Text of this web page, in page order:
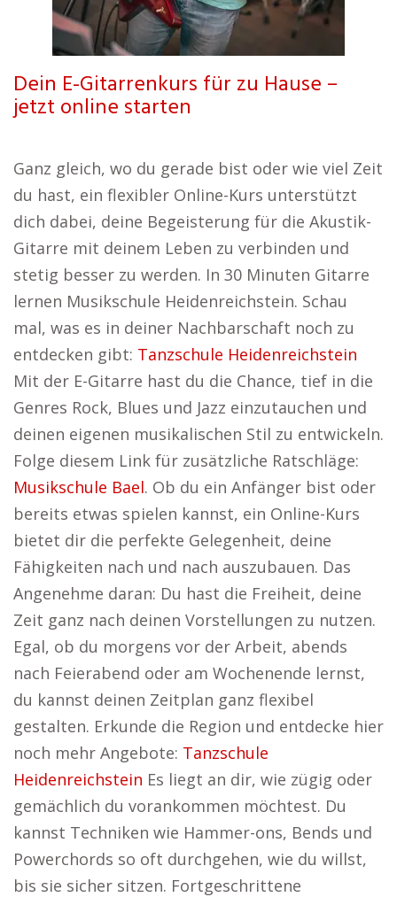
Dein E-Gitarrenkurs für zu Hause –
jetzt online starten
Ganz gleich, wo du gerade bist oder wie viel Zeit
du hast, ein flexibler Online-Kurs unterstützt
dich dabei, deine Begeisterung für die Akustik-
Gitarre mit deinem Leben zu verbinden und
stetig besser zu werden. In 30 Minuten Gitarre
lernen Musikschule Heidenreichstein. Schau
mal, was es in deiner Nachbarschaft noch zu
entdecken gibt: Tanzschule Heidenreichstein
Mit der E-Gitarre hast du die Chance, tief in die
Genres Rock, Blues und Jazz einzutauchen und
deinen eigenen musikalischen Stil zu entwickeln.
Folge diesem Link für zusätzliche Ratschläge:
Musikschule Bael. Ob du ein Anfänger bist oder
bereits etwas spielen kannst, ein Online-Kurs
bietet dir die perfekte Gelegenheit, deine
Fähigkeiten nach und nach auszubauen. Das
Angenehme daran: Du hast die Freiheit, deine
Zeit ganz nach deinen Vorstellungen zu nutzen.
Egal, ob du morgens vor der Arbeit, abends
nach Feierabend oder am Wochenende lernst,
du kannst deinen Zeitplan ganz flexibel
gestalten. Erkunde die Region und entdecke hier
noch mehr Angebote: Tanzschule
Heidenreichstein Es liegt an dir, wie zügig oder
gemächlich du vorankommen möchtest. Du
kannst Techniken wie Hammer-ons, Bends und
Powerchords so oft durchgehen, wie du willst,
bis sie sicher sitzen. Fortgeschrittene